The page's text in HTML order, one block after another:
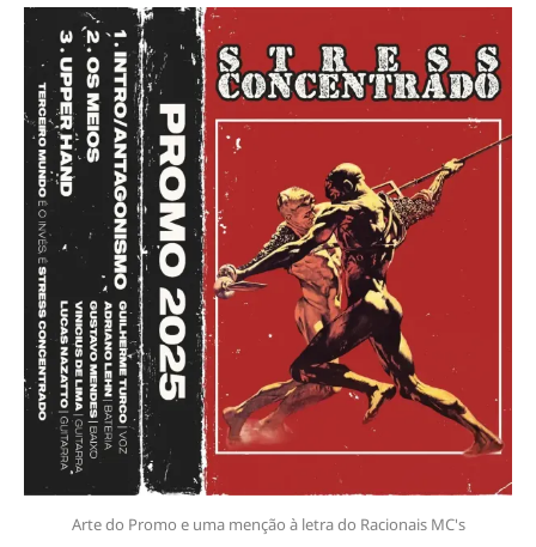
Arte do Promo e uma menção à letra do Racionais MC's